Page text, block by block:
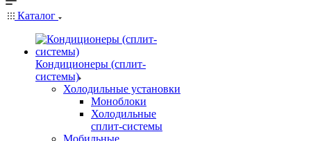
Каталог
Кондиционеры (сплит-
системы)
Холодильные установки
Моноблоки
Холодильные
сплит-системы
Мобильные